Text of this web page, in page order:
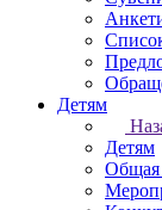
Детям
Детям
Общая